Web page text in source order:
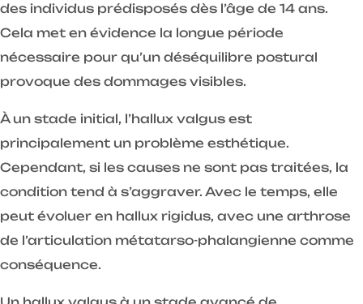
des individus prédisposés dès l’âge de 14 ans.
Cela met en évidence la longue période
nécessaire pour qu’un déséquilibre postural
provoque des dommages visibles.
À un stade initial, l’hallux valgus est
principalement un problème esthétique.
Cependant, si les causes ne sont pas traitées, la
condition tend à s’aggraver. Avec le temps, elle
peut évoluer en hallux rigidus, avec une arthrose
de l’articulation métatarso-phalangienne comme
conséquence.